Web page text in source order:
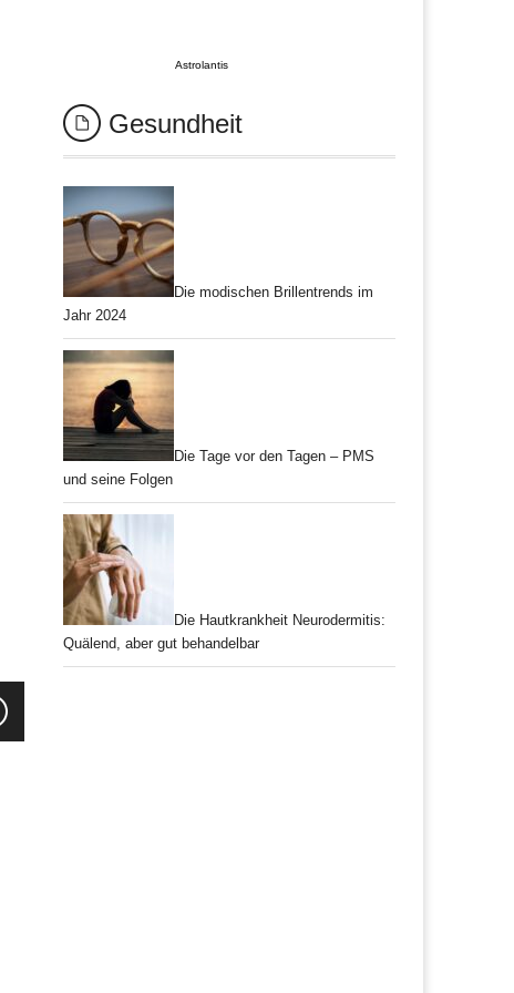
Astrolantis
Gesundheit
Die modischen Brillentrends im
Jahr 2024
Die Tage vor den Tagen – PMS
und seine Folgen
Die Hautkrankheit Neurodermitis:
Quälend, aber gut behandelbar